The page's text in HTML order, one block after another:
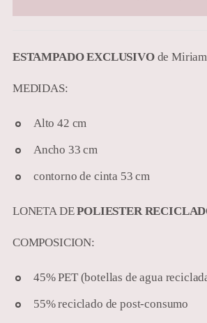
ESTAMPADO EXCLUSIVO de
MEDIDAS:
Alto 42 cm
Ancho 33 cm
contorno de cinta 53 cm
LONETA DE POLIESTER
COMPOSICION:
45% PET (botellas de agua
55% reciclado de post-consumo